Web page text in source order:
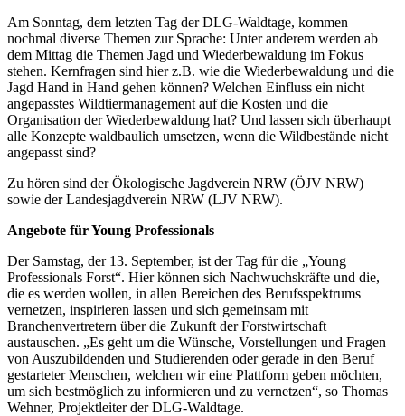
Am Sonntag, dem letzten Tag der DLG-Waldtage, kommen
nochmal diverse Themen zur Sprache: Unter anderem werden ab
dem Mittag die Themen Jagd und Wiederbewaldung im Fokus
stehen. Kernfragen sind hier z.B. wie die Wiederbewaldung und die
Jagd Hand in Hand gehen können? Welchen Einfluss ein nicht
angepasstes Wildtiermanagement auf die Kosten und die
Organisation der Wiederbewaldung hat? Und lassen sich überhaupt
alle Konzepte waldbaulich umsetzen, wenn die Wildbestände nicht
angepasst sind?
Zu hören sind der Ökologische Jagdverein NRW (ÖJV NRW)
sowie der Landesjagdverein NRW (LJV NRW).
Angebote für Young Professionals
Der Samstag, der 13. September, ist der Tag für die „Young
Professionals Forst“. Hier können sich Nachwuchskräfte und die,
die es werden wollen, in allen Bereichen des Berufsspektrums
vernetzen, inspirieren lassen und sich gemeinsam mit
Branchenvertretern über die Zukunft der Forstwirtschaft
austauschen. „Es geht um die Wünsche, Vorstellungen und Fragen
von Auszubildenden und Studierenden oder gerade in den Beruf
gestarteter Menschen, welchen wir eine Plattform geben möchten,
um sich bestmöglich zu informieren und zu vernetzen“, so Thomas
Wehner, Projektleiter der DLG-Waldtage.